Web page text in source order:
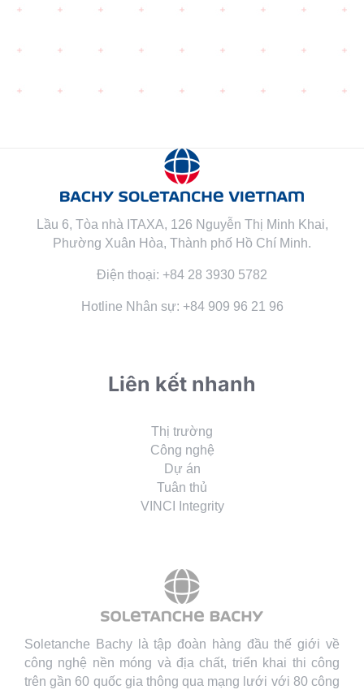
Lầu 6, Tòa nhà ITAXA, 126 Nguyễn Thị Minh Khai,
Phường Xuân Hòa, Thành phố Hồ Chí Minh.
Điện thoại: +84 28 3930 5782
Hotline Nhân sự: +84 909 96 21 96
Liên kết nhanh
Thị trường
Công nghệ
Dự án
Tuân thủ
VINCI Integrity
Soletanche Bachy là tập đoàn hàng đầu thế giới về
công nghệ nền móng và địa chất, triển khai thi công
trên gần 60 quốc gia thông qua mạng lưới với 80 công